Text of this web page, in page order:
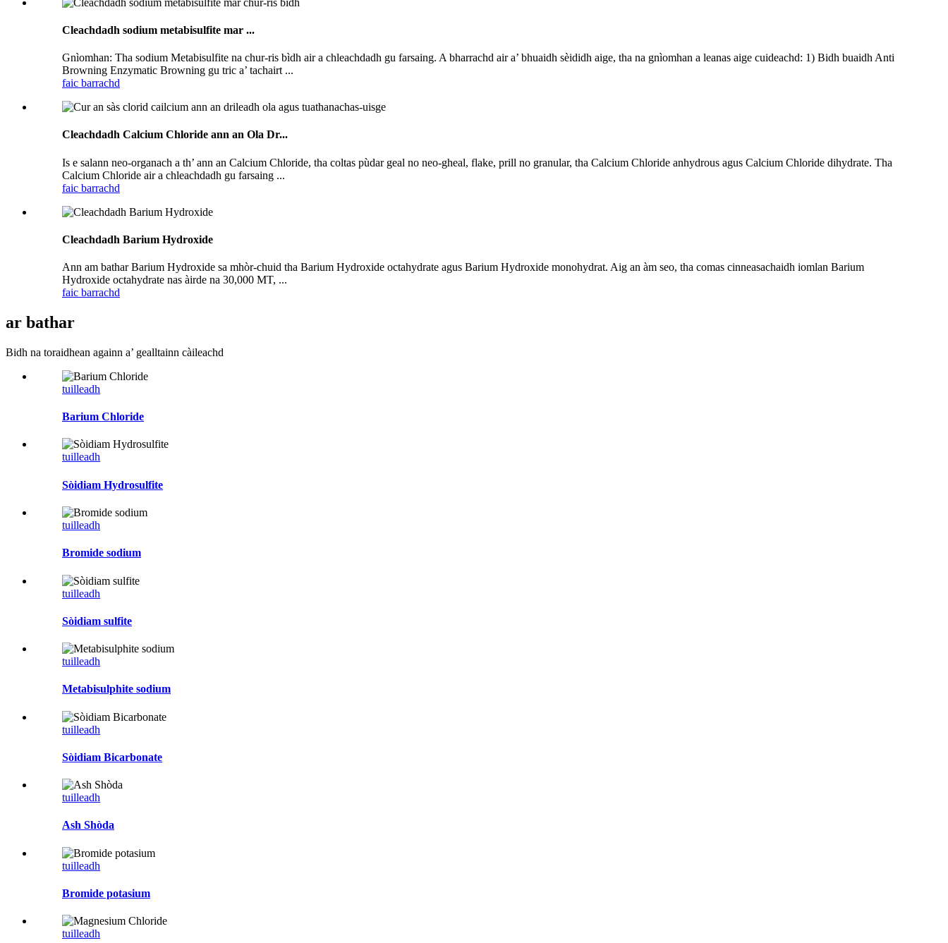
Cleachdadh sodium metabisulfite mar ...
Gnìomhan: Tha sodium Metabisulfite na chur-ris bìdh air a chleachdadh gu farsaing. A bharrachd air a’ bhuaidh sèididh aige, tha na gnìomhan a leanas aige cuideachd: 1) Bidh buaidh Anti
Browning Enzymatic Browning gu tric a’ tachairt ...
faic barrachd
Cleachdadh Calcium Chloride ann an Ola Dr...
Is e salann neo-organach a th’ ann an Calcium Chloride, tha coltas pùdar geal no neo-gheal, flake, prill no granular, tha Calcium Chloride anhydrous agus Calcium Chloride dihydrate. Tha
Calcium Chloride air a chleachdadh gu farsaing ...
faic barrachd
Cleachdadh Barium Hydroxide
Ann am bathar Barium Hydroxide sa mhòr-chuid tha Barium Hydroxide octahydrate agus Barium Hydroxide monohydrat. Aig an àm seo, tha comas cinneasachaidh iomlan Barium
Hydroxide octahydrate nas àirde na 30,000 MT, ...
faic barrachd
ar bathar
Bidh na toraidhean againn a’ gealltainn càileachd
tuilleadh
Barium Chloride
tuilleadh
Sòidiam Hydrosulfite
tuilleadh
Bromide sodium
tuilleadh
Sòidiam sulfite
tuilleadh
Metabisulphite sodium
tuilleadh
Sòidiam Bicarbonate
tuilleadh
Ash Shòda
tuilleadh
Bromide potasium
tuilleadh